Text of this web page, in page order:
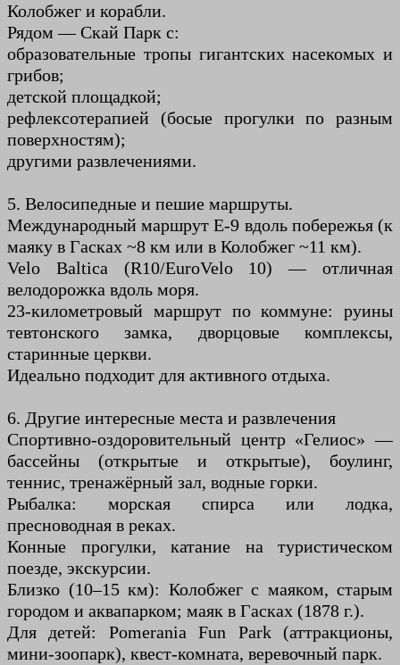
Колобжег и корабли.
Рядом — Скай Парк с:
образовательные тропы гигантских насекомых и
грибов;
детской площадкой;
рефлексотерапией (босые прогулки по разным
поверхностям);
другими развлечениями.
5. Велосипедные и пешие маршруты.
Международный маршрут E-9 вдоль побережья (к
маяку в Гасках ~8 км или в Колобжег ~11 км).
Velo Baltica (R10/EuroVelo 10) — отличная
велодорожка вдоль моря.
23-километровый маршрут по коммуне: руины
тевтонского замка, дворцовые комплексы,
старинные церкви.
Идеально подходит для активного отдыха.
6. Другие интересные места и развлечения
Спортивно-оздоровительный центр «Гелиос» —
бассейны (открытые и открытые), боулинг,
теннис, тренажёрный зал, водные горки.
Рыбалка: морская спирса или лодка,
пресноводная в реках.
Конные прогулки, катание на туристическом
поезде, экскурсии.
Близко (10–15 км): Колобжег с маяком, старым
городом и аквапарком; маяк в Гасках (1878 г.).
Для детей: Pomerania Fun Park (аттракционы,
мини-зоопарк), квест-комната, веревочный парк.